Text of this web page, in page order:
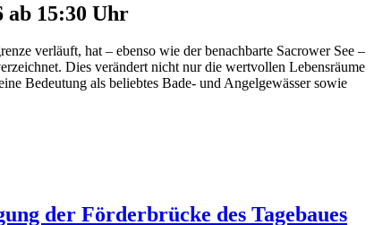
ab 15:30 Uhr
verläuft, hat – ebenso wie der benachbarte Sacrower See –
Dies verändert nicht nur die wertvollen Lebensräume
Bedeutung als beliebtes Bade- und Angelgewässer sowie
der Förderbrücke des Tagebaues